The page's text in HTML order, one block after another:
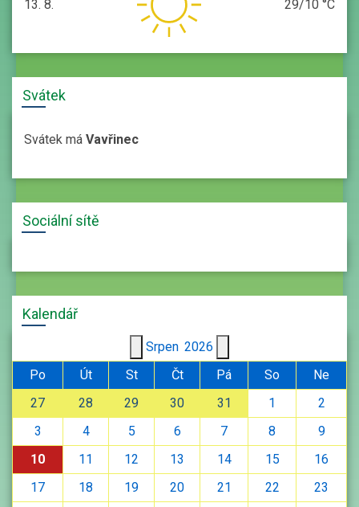
čtvrtek
13. 8. 29/10 °C
Svátek
Svátek má Vavřinec
Sociální sítě
Kalendář
Srpen 2026
Po
Út St Čt Pá So
Ne
27
28 29 30 31 1
2
3
4 5 6 7 8
9
10
11 12 13 14 15
16
17
18 19 20 21 22
23